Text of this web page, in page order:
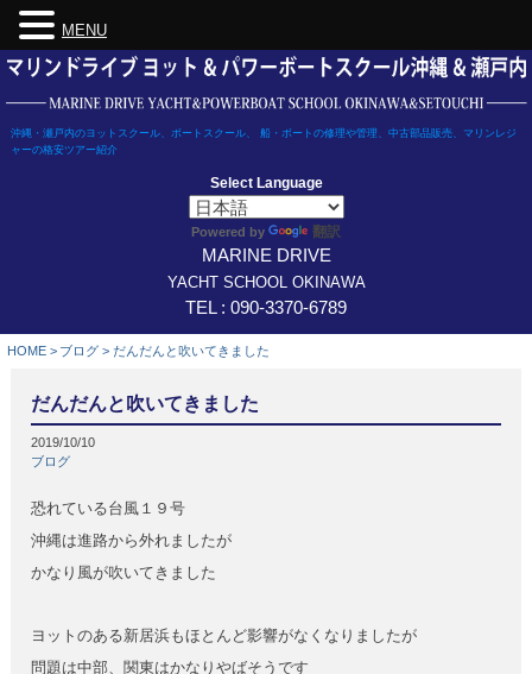
Skip
content
沖縄・瀬戸内のヨットスクール、ボートスクール、 船・ボートの修理や管理、中古部品販売、マリンレジ
ャーの格安ツアー紹介
Select Language
Powered by 翻訳
MARINE DRIVE
YACHT SCHOOL OKINAWA
TEL : 090-3370-6789
HOME > ブログ > だんだんと吹いてきました
だんだんと吹いてきました
2019/10/10
ブログ
恐れている台風１９号
沖縄は進路から外れましたが
かなり風が吹いてきました
ヨットのある新居浜もほとんど影響がなくなりましたが
問題は中部、関東はかなりやばそうです
MENU